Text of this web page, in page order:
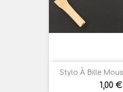
Stylo À Bille
Prix
1,00 €